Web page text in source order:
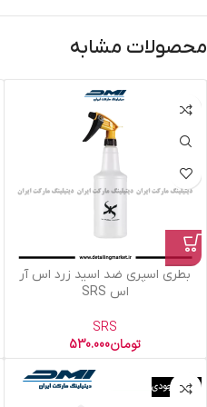
محصولات مشابه
بطری اسپری ضد اسید زرد اس آر
اس SRS
SRS
تومان530.000
اتمام موجودی